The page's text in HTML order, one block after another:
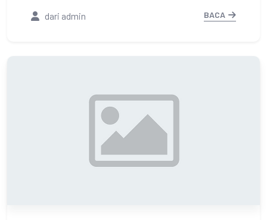
Tanah Laut
dari admin BACA